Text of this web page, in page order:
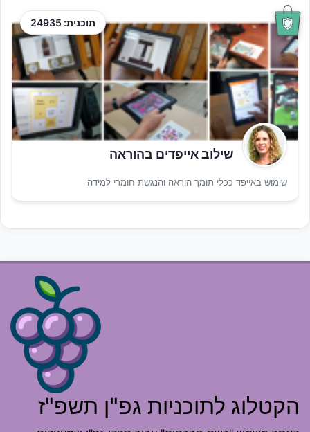
תוכנית: 24935
שילוב אייפדים בהוראה
שימוש באייפד ככלי תומך הוראה והנגשת חומרי למידה
הקטלוג לתוכניות גפ"ן תשפ"ז